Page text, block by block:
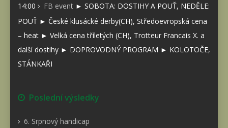
14:00
FB event ► SOBOTA: DOSTIHY A POUŤ, NEDĚLE:
POUŤ ► České klusácké derby(CH), Středoevropská cena
– heat ► Velká cena tříletých (CH), Trotteur Francais X. a
další dostihy ► DOPROVODNÝ PROGRAM ► KOLOTOČE,
STÁNKAŘI
Poslední výsledky
6. Srpnový handicap